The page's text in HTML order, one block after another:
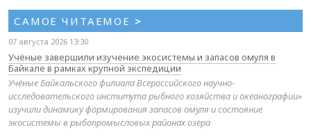
САМОЕ ЧИТАЕМОЕ >
07 августа 2026 13:30
Учёные завершили изучение экосистемы и запасов омуля в
Байкале в рамках крупной экспедиции
Учёные Байкальского филиала Всероссийского научно-
исследовательского института рыбного хозяйства и океанографии»
изучили динамику формирования запасов омуля и состояние
экосистемы в рыбопромысловых районах озера